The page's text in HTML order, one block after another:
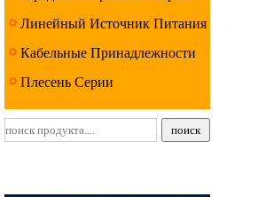
Линейный Источник Питания
Серии
Кабельные Принадлежности
Серии
Плесень Серии